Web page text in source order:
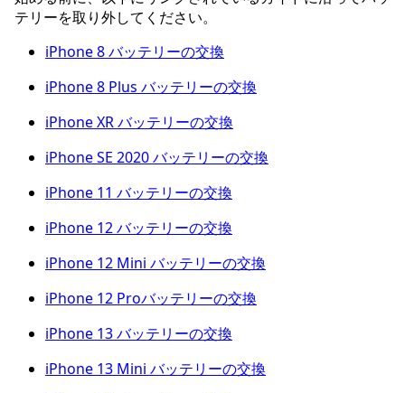
テリーを取り外してください。
iPhone 8 バッテリーの交換
iPhone 8 Plus バッテリーの交換
iPhone XR バッテリーの交換
iPhone SE 2020 バッテリーの交換
iPhone 11 バッテリーの交換
iPhone 12 バッテリーの交換
iPhone 12 Mini バッテリーの交換
iPhone 12 Proバッテリーの交換
iPhone 13 バッテリーの交換
iPhone 13 Mini バッテリーの交換